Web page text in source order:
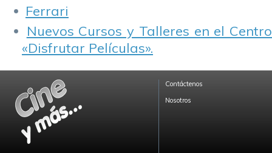
Ferrari
Nuevos Cursos y Talleres en el
«Disfrutar Películas».
Contáctenos
Nosotros